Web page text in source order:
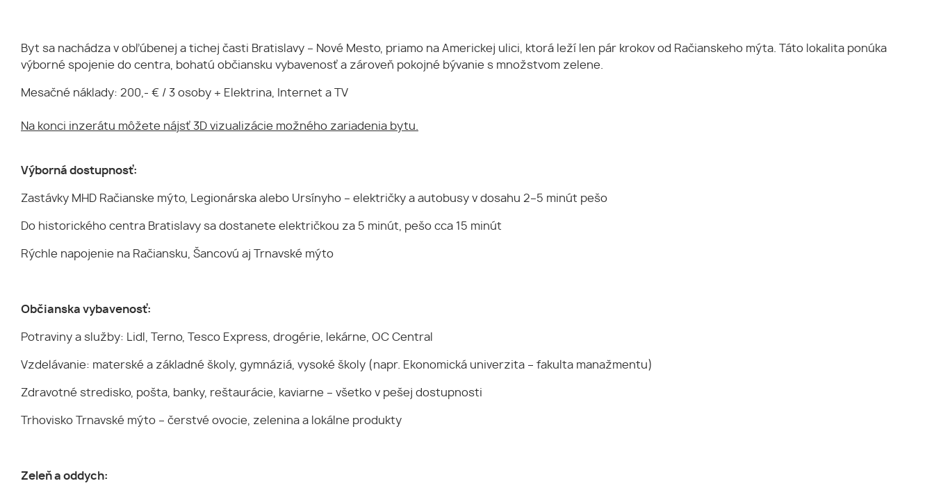
Byt sa nachádza v obľúbenej a tichej časti Bratislavy – Nové Mesto, priamo na Americkej ulici, ktorá leží len pár krokov od Račianskeho mýta. Táto lokalita ponúka
výborné spojenie do centra, bohatú občiansku vybavenosť a zároveň pokojné bývanie s množstvom zelene.
Mesačné náklady: 200,- € / 3 osoby + Elektrina, Internet a TV
Na konci inzerátu môžete nájsť 3D vizualizácie možného zariadenia bytu.
Výborná dostupnosť:
Zastávky MHD Račianske mýto, Legionárska alebo Ursínyho – električky a autobusy v dosahu 2–5 minút pešo
Do historického centra Bratislavy sa dostanete električkou za 5 minút, pešo cca 15 minút
Rýchle napojenie na Račiansku, Šancovú aj Trnavské mýto
Občianska vybavenosť:
Potraviny a služby: Lidl, Terno, Tesco Express, drogérie, lekárne, OC Central
Vzdelávanie: materské a základné školy, gymnáziá, vysoké školy (napr. Ekonomická univerzita – fakulta manažmentu)
Zdravotné stredisko, pošta, banky, reštaurácie, kaviarne – všetko v pešej dostupnosti
Trhovisko Trnavské mýto – čerstvé ovocie, zelenina a lokálne produkty
Zeleň a oddych: